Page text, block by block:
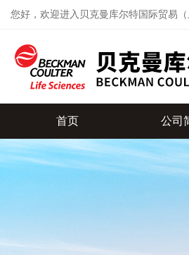
您好，欢迎进入贝克曼库尔特国际贸易（
首页 公司